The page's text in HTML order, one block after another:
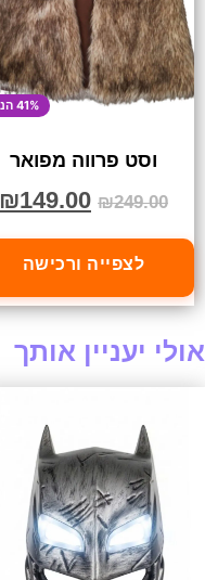
41% הנחה
וסט פרווה מפואר
₪249.00
₪149.00
לצפייה ורכישה
אולי יעניין אותך